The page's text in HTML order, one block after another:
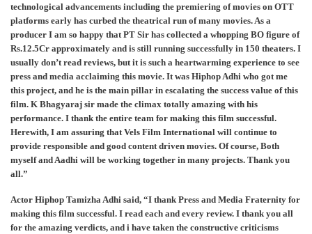
technological advancements including the premiering of movies on OTT
platforms early has curbed the theatrical run of many movies. As a
producer I am so happy that PT Sir has collected a whopping BO figure of
Rs.12.5Cr approximately and is still running successfully in 150 theaters. I
usually don’t read reviews, but it is such a heartwarming experience to see
press and media acclaiming this movie. It was Hiphop Adhi who got me
this project, and he is the main pillar in escalating the success value of this
film. K Bhagyaraj sir made the climax totally amazing with his
performance. I thank the entire team for making this film successful.
Herewith, I am assuring that Vels Film International will continue to
provide responsible and good content driven movies. Of course, Both
myself and Aadhi will be working together in many projects. Thank you
all.”
Actor Hiphop Tamizha Adhi said, “I thank Press and Media Fraternity for
making this film successful. I read each and every review. I thank you all
for the amazing verdicts, and i have taken the constructive criticisms